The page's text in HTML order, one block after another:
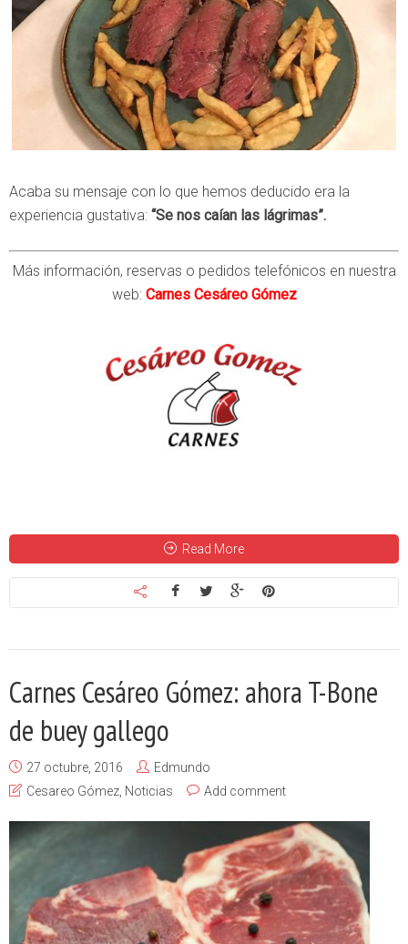
Acaba su mensaje con lo que hemos deducido era la
experiencia gustativa: “Se nos caían las lágrimas”.
Más información, reservas o pedidos telefónicos en nuestra
web: Carnes Cesáreo Gómez
Read More
Carnes Cesáreo Gómez: ahora T-Bone
de buey gallego
27 octubre, 2016
Edmundo
Cesareo Gómez Noticias Add comment